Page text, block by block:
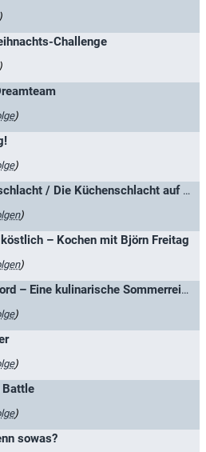
Challenge
)
)
Die Küchenschlacht / Die Küchenschlacht auf hoher See
)
– Kochen mit Björn Freitag
)
Lecker an Bord – Eine kulinarische Sommerreise
)
)
Battle
)
sowas?